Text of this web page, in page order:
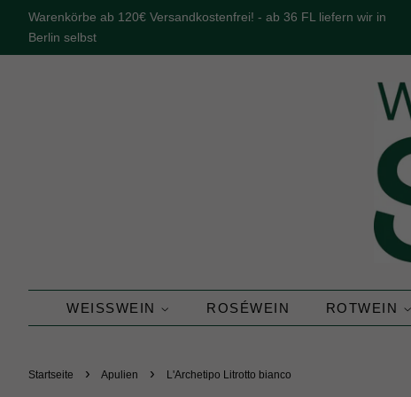
Warenkörbe ab 120€ Versandkostenfrei! - ab 36 FL liefern wir in
Berlin selbst
WEISSWEIN ROSÉWEIN ROTWEIN
Startseite › Apulien › L'Archetipo Litrotto bianco